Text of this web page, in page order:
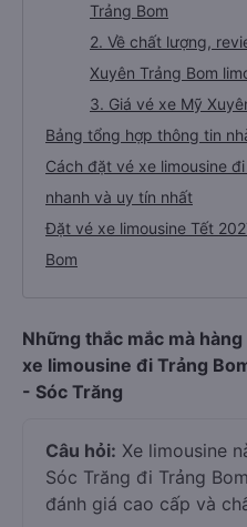
Trảng Bom
2. Về chất lượng,
Xuyên Trảng Bom
3. Giá vé xe Mỹ
Bảng tổng hợp thông tin
Cách đặt vé xe limousine
nhanh và uy tín nhất
Đặt vé xe limousine Tết
Bom
Những thắc mắc mà
xe limousine đi Trảng
- Sóc Trăng
Câu hỏi: Xe limousine
Sóc Trăng đi Trảng
đánh giá cao cấp và